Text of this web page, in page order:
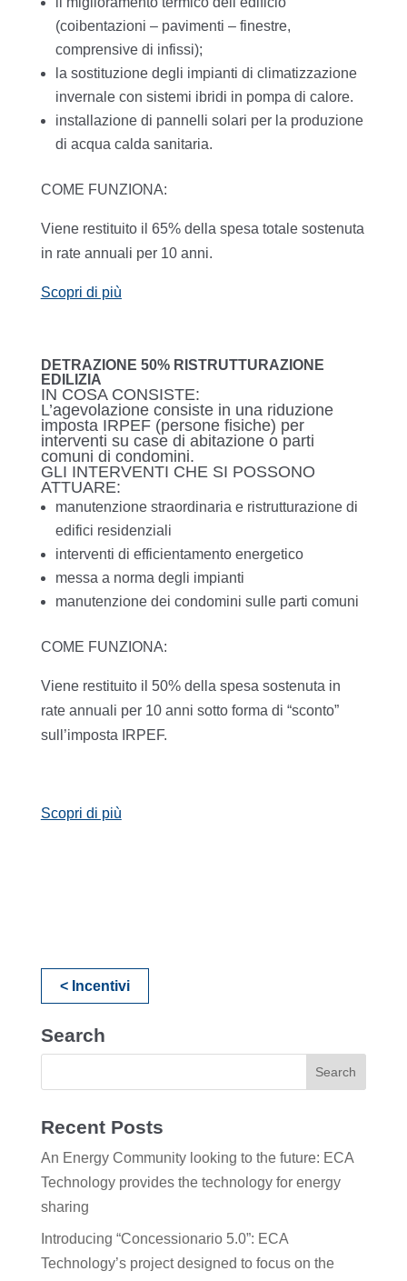
(coibentazioni – pavimenti – finestre,
comprensive di infissi);
la sostituzione degli impianti di climatizzazione
invernale con sistemi ibridi in pompa di calore.
installazione di pannelli solari per la produzione
di acqua calda sanitaria.
COME FUNZIONA:
Viene restituito il 65% della spesa totale sostenuta
in rate annuali per 10 anni.
Scopri di più
DETRAZIONE 50% RISTRUTTURAZIONE
EDILIZIA
IN COSA CONSISTE:
L’agevolazione consiste in una riduzione
imposta IRPEF (persone fisiche) per
interventi su case di abitazione o parti
comuni di condomini.
GLI INTERVENTI CHE SI POSSONO
ATTUARE:
manutenzione straordinaria e ristrutturazione di
edifici residenziali
interventi di efficientamento energetico
messa a norma degli impianti
manutenzione dei condomini sulle parti comuni
COME FUNZIONA:
Viene restituito il 50% della spesa sostenuta in
rate annuali per 10 anni sotto forma di “sconto”
sull’imposta IRPEF.
Scopri di più
< Incentivi
Search
Recent Posts
An Energy Community looking to the future: ECA
Technology provides the technology for energy
sharing
Introducing “Concessionario 5.0”: ECA
Technology’s project designed to focus on the